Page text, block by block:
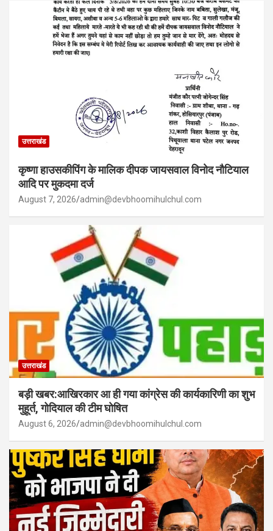
उत्तराखंड
कृष्णा हाउसकीपिंग के मालिक दीपक जायसवाल विनोद नौटियाल
आदि पर मुकदमा दर्ज
August 7, 2026 admin@devbhoomihulchul.com
उत्तराखंड
बड़ी खबर:आखिरकार आ ही गया कांग्रेस की कार्यकारिणी का शुभ
मुहूर्त, गोदियाल की टीम घोषित
August 6, 2026 admin@devbhoomihulchul.com